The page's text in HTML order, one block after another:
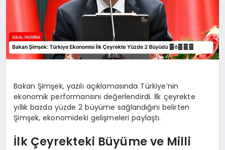
Bakan Şimşek, yazılı açıklamasında Türkiye’nin
ekonomik performansını değerlendirdi. İlk çeyrekte
yıllık bazda yüzde 2 büyüme sağlandığını belirten
Şimşek, ekonomideki gelişmeleri paylaştı.
İlk Çeyrekteki Büyüme ve Milli